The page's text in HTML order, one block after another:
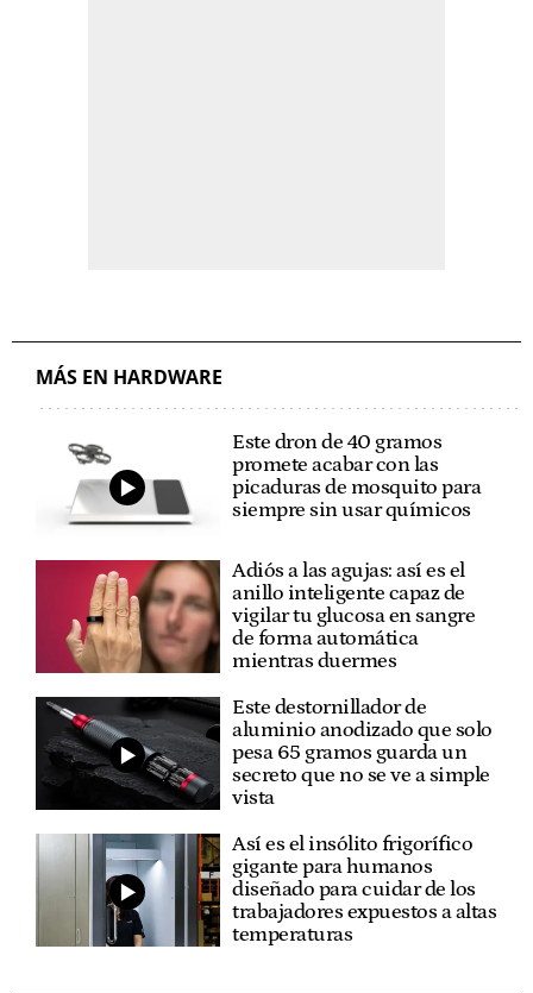
MÁS EN HARDWARE
Este dron de 40 gramos
promete acabar con las
picaduras de mosquito para
siempre sin usar químicos
Adiós a las agujas: así es el
anillo inteligente capaz de
vigilar tu glucosa en sangre
de forma automática
mientras duermes
Este destornillador de
aluminio anodizado que solo
pesa 65 gramos guarda un
secreto que no se ve a simple
vista
Así es el insólito frigorífico
gigante para humanos
diseñado para cuidar de los
trabajadores expuestos a altas
temperaturas